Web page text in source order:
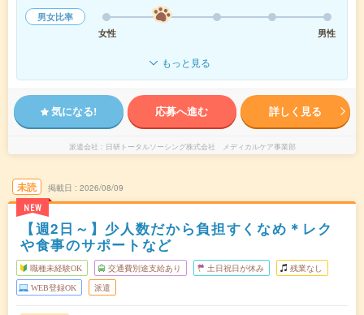
男女比率
女性
男性
もっと見る
気になる! 応募へ進む 詳しく見る
派遣会社 日研トータルソーシング株式会社 メディカルケア事業部
未読
NEW
掲載日 2026/08/09
【週2日～】少人数だから負担すくなめ＊レク
や食事のサポートなど
職種未経験OK 交通費別途支給あり 土日祝日が休み 残業なし
WEB登録OK 派遣